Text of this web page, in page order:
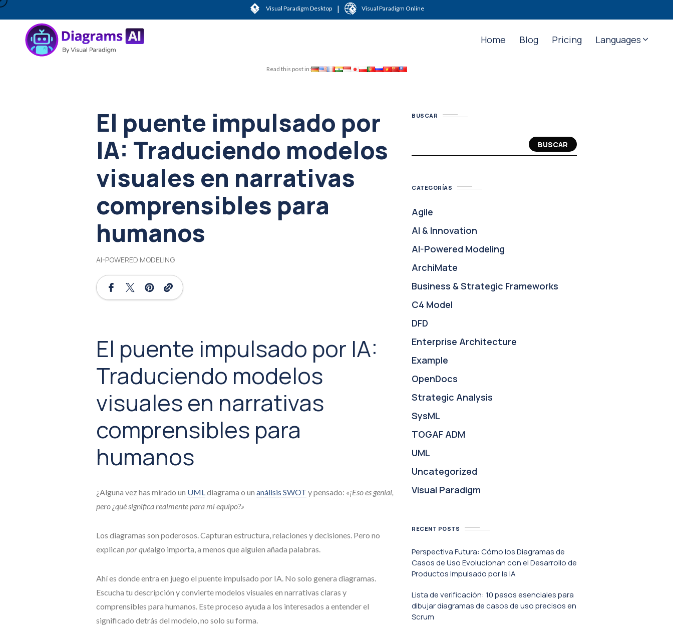
Visual Paradigm Desktop | Visual Paradigm Online
Home Blog Pricing Languages
Read this post in:
El puente impulsado por
IA: Traduciendo modelos
visuales en narrativas
comprensibles para
humanos
AI-POWERED MODELING
El puente impulsado por IA:
Traduciendo modelos
visuales en narrativas
comprensibles para
humanos
¿Alguna vez has mirado un UMLdiagrama o un análisis SWOT y pensado: «¡Eso es genial,
pero ¿qué significa realmente para mi equipo?»
Los diagramas son poderosos. Capturan estructura, relaciones y decisiones. Pero no
explican por quéalgo importa, a menos que alguien añada palabras.
Ahí es donde entra en juego el puente impulsado por IA. No solo genera diagramas.
Escucha tu descripción y convierte modelos visuales en narrativas claras y
comprensibles para humanos. Este proceso ayuda a los interesados a entender el
significado detrás del modelo, no solo su forma.
BUSCAR
BUSCAR
CATEGORÍAS
Agile
AI & Innovation
AI-Powered Modeling
ArchiMate
Business & Strategic Frameworks
C4 Model
DFD
Enterprise Architecture
Example
OpenDocs
Strategic Analysis
SysML
TOGAF ADM
UML
Uncategorized
Visual Paradigm
RECENT POSTS
Perspectiva Futura: Cómo los Diagramas de
Casos de Uso Evolucionan con el Desarrollo de
Productos Impulsado por la IA
Lista de verificación: 10 pasos esenciales para
dibujar diagramas de casos de uso precisos en
Scrum